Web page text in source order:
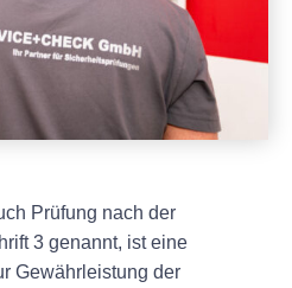
Prüfung nach der
3 genannt, ist eine
Gewährleistung der